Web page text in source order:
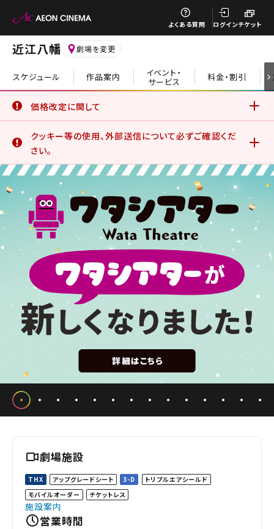
よくある質問 ログインチケット
近江八幡 劇場を変更
スケジュール 作品案内 イベント・
サービス 料金・割引
価格改定に関して
格改定を実施いたしました。
詳細はこちら
クッキー等の使用、外部送信について必ずご確認くだ
さい。
イオンシネマ公式アプリをご利用のお客さま
公式アプリでは、サービスの利用状況分析やお客さまの体験
を向上させるためにクッキー等を使用しています。このままご
利用になる場合、クッキー等の使用に同意したことになりま
す。詳しくは、サイトポリシーをご覧ください。
詳細はこちら
劇場施設
THX アップグレードシート 3-D
トリプルエアシールド
モバイルオーダー
チケットレス
施設案内
営業時間
閉じる
閉じる